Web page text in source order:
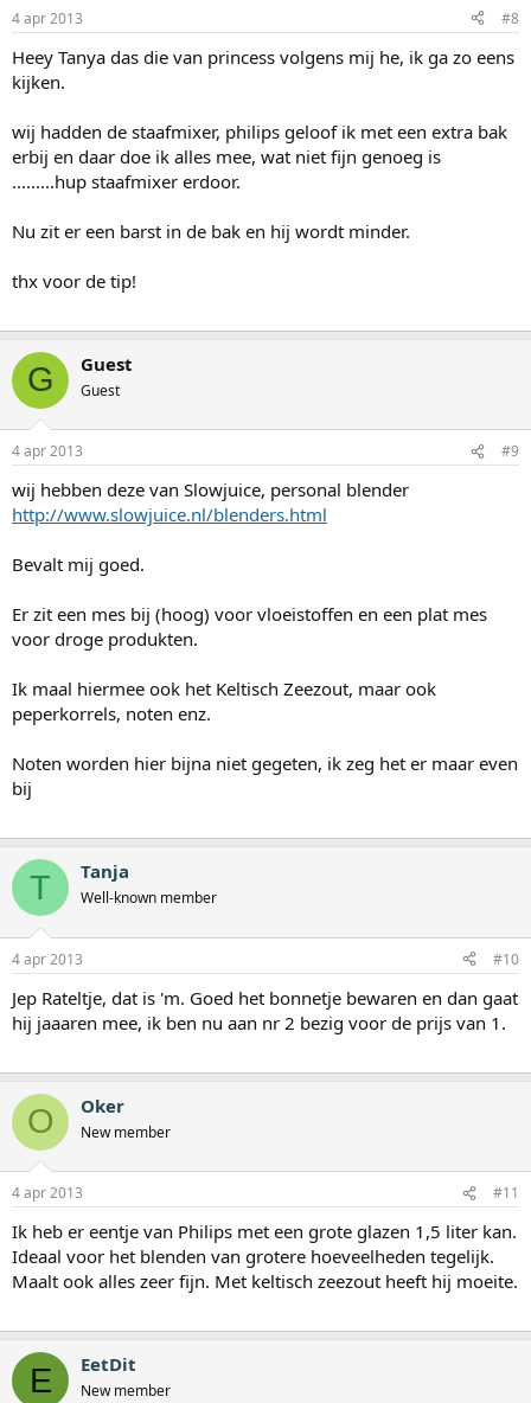
4 apr 2013 #8
Heey Tanya das die van princess volgens mij he, ik ga zo eens
kijken.
wij hadden de staafmixer, philips geloof ik met een extra bak
erbij en daar doe ik alles mee, wat niet fijn genoeg is
.........hup staafmixer erdoor.
Nu zit er een barst in de bak en hij wordt minder.
thx voor de tip!
G Guest
Guest
4 apr 2013 #9
wij hebben deze van Slowjuice, personal blender
http://www.slowjuice.nl/blenders.html
Bevalt mij goed.
Er zit een mes bij (hoog) voor vloeistoffen en een plat mes
voor droge produkten.
Ik maal hiermee ook het Keltisch Zeezout, maar ook
peperkorrels, noten enz.
Noten worden hier bijna niet gegeten, ik zeg het er maar even
bij
T Tanja
Well-known member
4 apr 2013 #10
Jep Rateltje, dat is 'm. Goed het bonnetje bewaren en dan gaat
hij jaaaren mee, ik ben nu aan nr 2 bezig voor de prijs van 1.
O Oker
New member
4 apr 2013 #11
Ik heb er eentje van Philips met een grote glazen 1,5 liter kan.
Ideaal voor het blenden van grotere hoeveelheden tegelijk.
Maalt ook alles zeer fijn. Met keltisch zeezout heeft hij moeite.
E EetDit
New member